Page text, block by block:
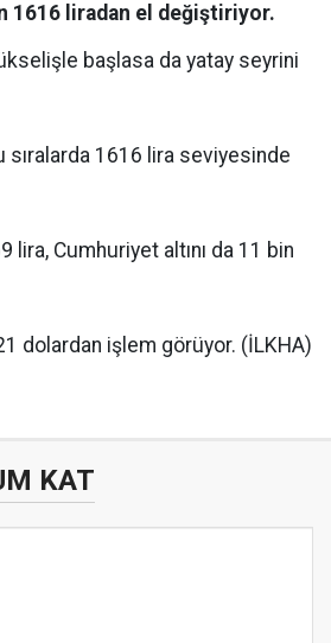
1616 liradan el değiştiriyor.
başlasa da yatay seyrini
sıralarda 1616 lira seviyesinde
lira, Cumhuriyet altını da 11 bin
dolardan işlem görüyor. (İLKHA)
KAT